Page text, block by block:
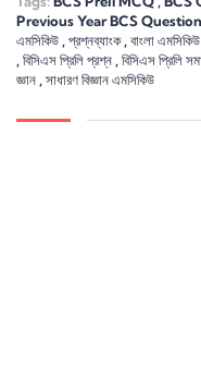
Previous Year BCS Question
এমসিকিউ , প্রশ্নব্যাংক, বাংলা এমসিকিউ
, বিসিএস প্রিলি প্রশ্ন , বিসিএস প্রিলি
জ্ঞান , সাধারণ বিজ্ঞান এমসিকিউ